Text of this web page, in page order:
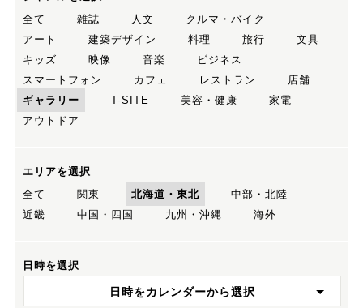
全て
雑誌 人文
クルマ・バイク
アート
建築デザイン 料理 旅行
文具
キッズ
映像 音楽
ビジネス
スマートフォン
カフェ レストラン
店舗
ギャラリー
T-SITE 美容・健康
家電
アウトドア
エリアを選択
全て
関東 北海道・東北
中部・北陸
近畿
中国・四国 九州・沖縄 海外
日時を選択
日時をカレンダーから選択